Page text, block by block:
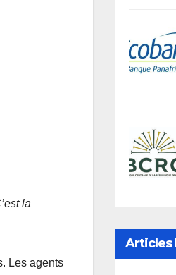
la
Les agents
Articles